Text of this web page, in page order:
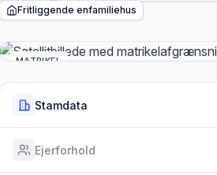
Fritliggende enfamiliehus
MATRIKEL
Stamdata
Ejerforhold